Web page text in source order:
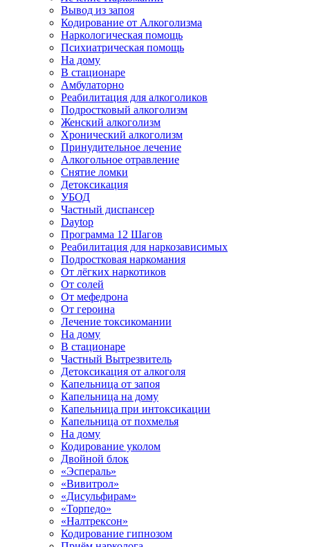
Вывод из запоя
Кодирование от Алкоголизма
Наркологическая помощь
Психиатрическая помощь
На дому
В стационаре
Амбулаторно
Реабилитация для алкоголиков
Подростковый алкоголизм
Женский алкоголизм
Хронический алкоголизм
Принудительное лечение
Алкогольное отравление
Снятие ломки
Детоксикация
УБОД
Частный диспансер
Daytop
Программа 12 Шагов
Реабилитация для наркозависимых
Подростковая наркомания
От лёгких наркотиков
От солей
От мефедрона
От героина
Лечение токсикомании
На дому
В стационаре
Частный Вытрезвитель
Детоксикация от алкоголя
Капельница от запоя
Капельница на дому
Капельница при интоксикации
Капельница от похмелья
На дому
Кодирование уколом
Двойной блок
«Эспераль»
«Вивитрол»
«Дисульфирам»
«Торпедо»
«Налтрексон»
Кодирование гипнозом